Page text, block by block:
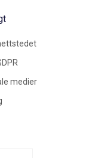
medier